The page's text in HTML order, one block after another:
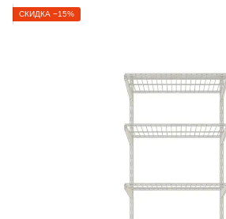
СКИДКА −15%